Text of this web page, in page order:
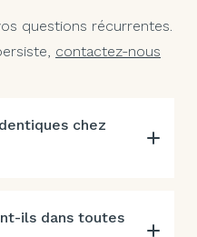
questions récurrentes.
contactez-nous
chez
ils dans toutes